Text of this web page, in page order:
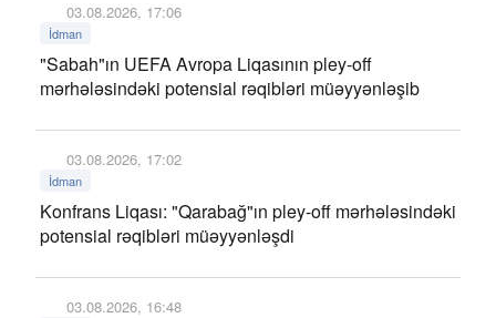
03.08.2026, 17:06
İdman
"Sabah"ın UEFA Avropa Liqasının pley-off
mərhələsindəki potensial rəqibləri müəyyənləşib
03.08.2026, 17:02
İdman
Konfrans Liqası: "Qarabağ"ın pley-off mərhələsindəki
potensial rəqibləri müəyyənləşdi
03.08.2026, 16:48